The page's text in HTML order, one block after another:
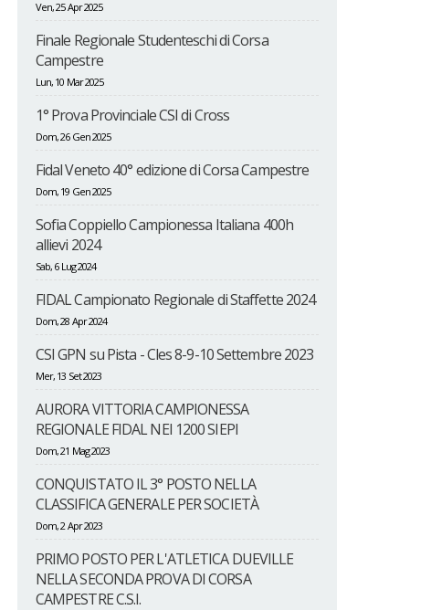
Ven, 25 Apr 2025
Finale Regionale Studenteschi di Corsa
Campestre
Lun, 10 Mar 2025
1° Prova Provinciale CSI di Cross
Dom, 26 Gen 2025
Fidal Veneto 40° edizione di Corsa Campestre
Dom, 19 Gen 2025
Sofia Coppiello Campionessa Italiana 400h
allievi 2024
Sab, 6 Lug 2024
FIDAL Campionato Regionale di Staffette 2024
Dom, 28 Apr 2024
CSI GPN su Pista - Cles 8-9-10 Settembre 2023
Mer, 13 Set 2023
AURORA VITTORIA CAMPIONESSA
REGIONALE FIDAL NEI 1200 SIEPI
Dom, 21 Mag 2023
CONQUISTATO IL 3° POSTO NELLA
CLASSIFICA GENERALE PER SOCIETÀ
Dom, 2 Apr 2023
PRIMO POSTO PER L'ATLETICA DUEVILLE
NELLA SECONDA PROVA DI CORSA
CAMPESTRE C.S.I.